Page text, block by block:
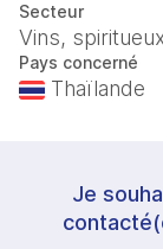
Secteur
Vins,
Pays concerné
Thaïlande
Je